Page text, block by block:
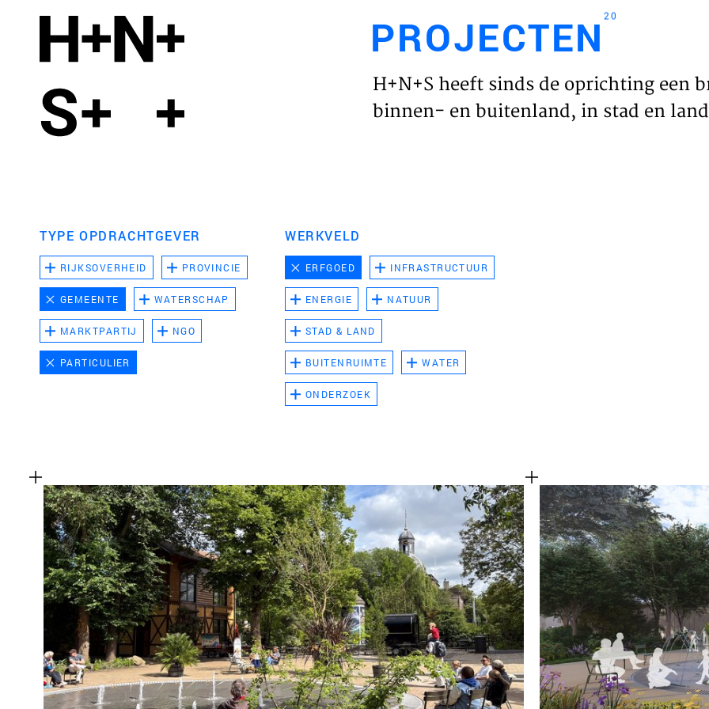
HOME
PROJECTEN20
H+N+S heeft sinds de oprichting een
binnen- en buitenland, in stad en
TYPE OPDRACHTGEVER
RIJKSOVERHEID PROVINCIE
GEMEENTE WATERSCHAP
MARKTPARTIJ NGO
PARTICULIER
WERKVELD
ERFGOED INFRASTRUCTUUR
ENERGIE NATUUR
STAD & LAND
BUITENRUIMTE WATER
ONDERZOEK